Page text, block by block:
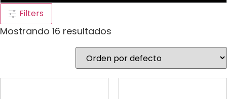
Filters
Mostrando 16 resultados